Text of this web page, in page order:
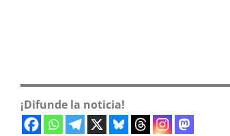
¡Difunde la noticia!